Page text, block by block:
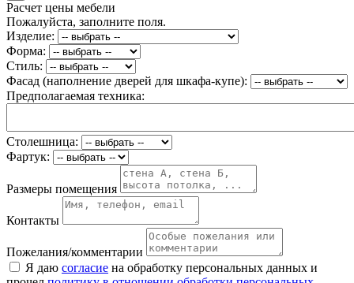
Расчет цены мебели
Пожалуйста, заполните поля.
Изделие:
Форма:
Стиль:
Фасад (наполнение дверей для шкафа-купе):
Предполагаемая техника:
Столешница:
Фартук:
Размеры помещения
Контакты
Пожелания/комментарии
Я даю согласие на обработку персональных данных и